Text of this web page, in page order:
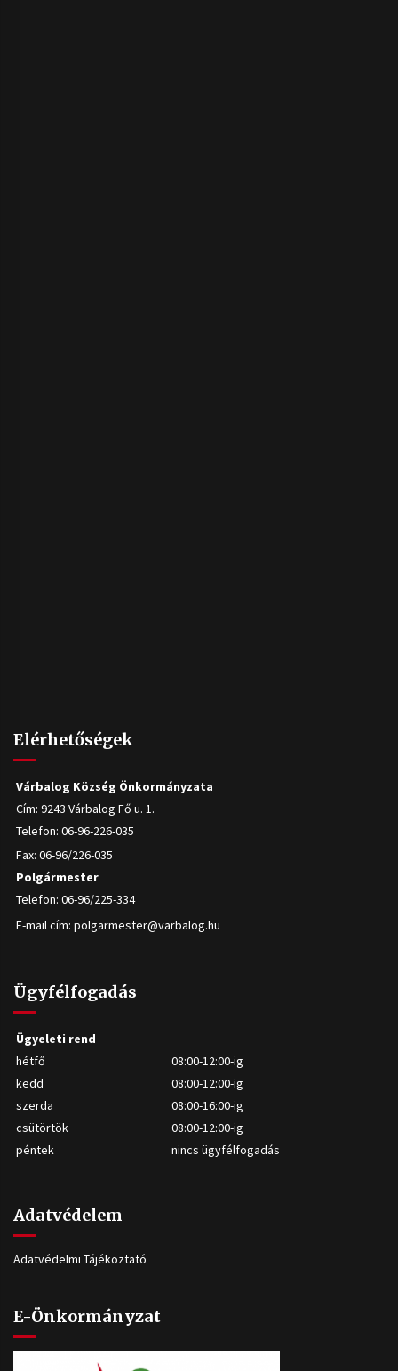
Elérhetőségek
Várbalog Község Önkormányzata
Cím: 9243 Várbalog Fő u. 1.
Telefon: 06-96-226-035
Fax: 06-96/226-035
Polgármester
Telefon: 06-96/225-334
E-mail cím: polgarmester@varbalog.hu
Ügyfélfogadás
Ügyeleti rend
hétfő
08:00-12:00-ig
kedd
08:00-12:00-ig
szerda
08:00-16:00-ig
csütörtök
08:00-12:00-ig
péntek
nincs ügyfélfogadás
Adatvédelem
Adatvédelmi Tájékoztató
E-Önkormányzat